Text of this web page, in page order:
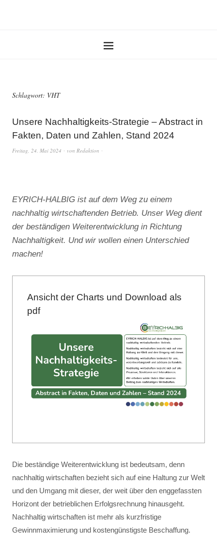
Schlagwort: VHT
Unsere Nachhaltigkeits-Strategie – Abstract in
Fakten, Daten und Zahlen, Stand 2024
Freitag, 24. Mai 2024 von Redaktion
EYRICH-HALBIG ist auf dem Weg zu einem
nachhaltig wirtschaftenden Betrieb. Unser Weg dient
der beständigen Weiterentwicklung in Richtung
Nachhaltigkeit. Und wir wollen einen Unterschied
machen!
Ansicht der Charts und Download als
pdf
Die beständige Weiterentwicklung ist bedeutsam, denn
nachhaltig wirtschaften bezieht sich auf eine Haltung zur Welt
und den Umgang mit dieser, der weit über den enggefassten
Horizont der betrieblichen Erfolgsrechnung hinausgeht.
Nachhaltig wirtschaften ist mehr als kurzfristige
Gewinnmaximierung und kostengünstigste Beschaffung.